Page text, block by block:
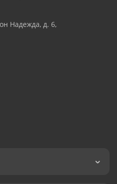
Надежда, д. 6,